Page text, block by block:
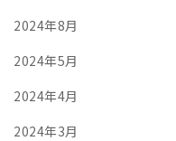
2024年8月
2024年5月
2024年4月
2024年3月